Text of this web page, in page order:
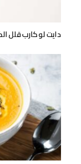
دايت لو كارب قلل